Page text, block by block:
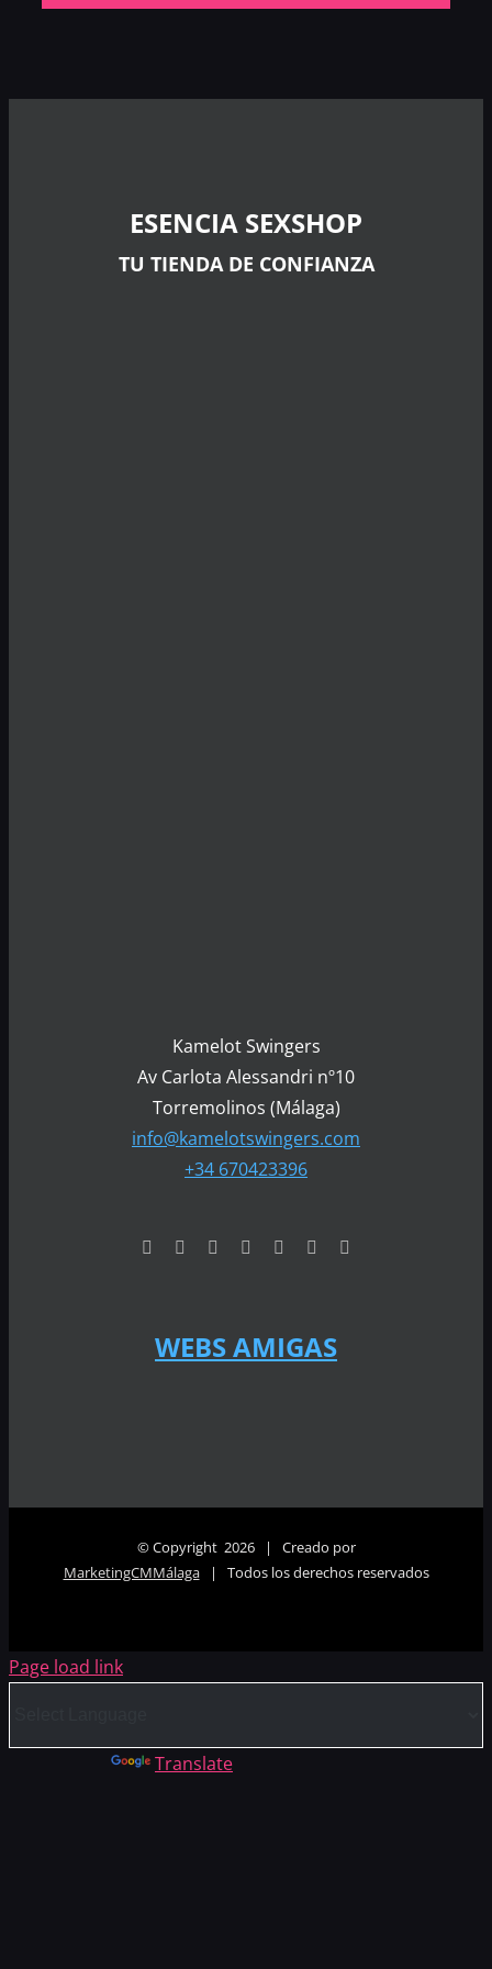
ESENCIA SEXSHOP
TU TIENDA DE CONFIANZA
Kamelot Swingers
Av Carlota Alessandri nº10
Torremolinos (Málaga)
info@kamelotswingers.com
+34 670423396
WEBS AMIGAS
© Copyright 2026 | Creado por
MarketingCMMálaga| Todos los derechos reservados
Page load link
Translate